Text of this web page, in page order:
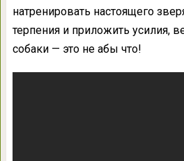
натренировать настоящего
терпения и приложить усилия,
собаки — это не абы что!